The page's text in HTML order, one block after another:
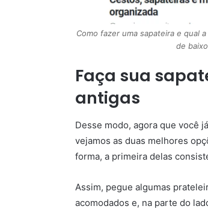
Como fazer uma sapateira e qual
de
Faça sua
antigas
Desse modo, agora que você
vejamos as duas melhores
forma, a primeira delas
Assim, pegue algumas
acomodados e, na parte do